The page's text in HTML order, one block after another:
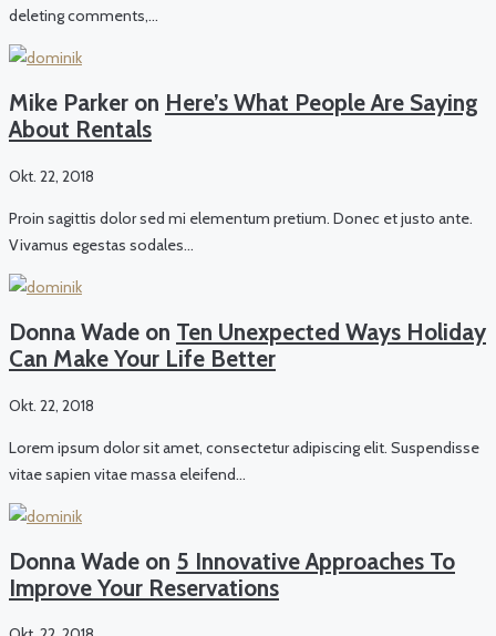
deleting comments,…
Mike Parker on Here’s What People Are Saying
About Rentals
Okt. 22, 2018
Proin sagittis dolor sed mi elementum pretium. Donec et justo ante.
Vivamus egestas sodales…
Donna Wade on Ten Unexpected Ways Holiday
Can Make Your Life Better
Okt. 22, 2018
Lorem ipsum dolor sit amet, consectetur adipiscing elit. Suspendisse
vitae sapien vitae massa eleifend…
Donna Wade on 5 Innovative Approaches To
Improve Your Reservations